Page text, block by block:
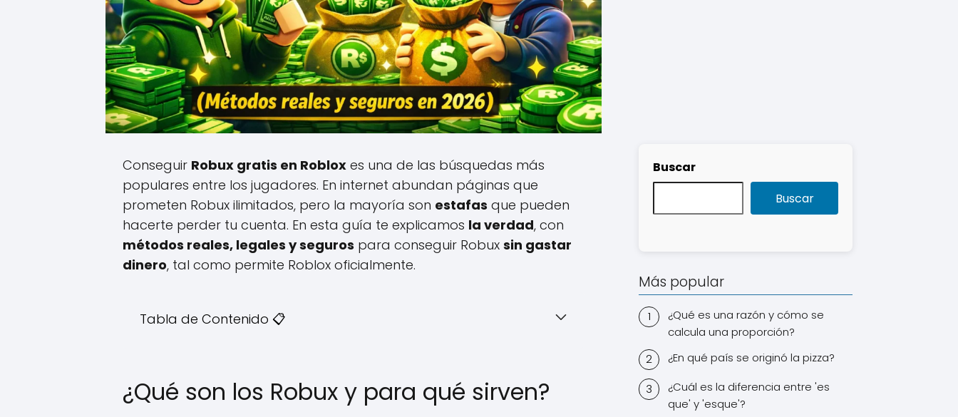
Conseguir Robux gratis en Roblox es una de las búsquedas más
populares entre los jugadores. En internet abundan páginas que
prometen Robux ilimitados, pero la mayoría son estafas que pueden
hacerte perder tu cuenta. En esta guía te explicamos la verdad, con
métodos reales, legales y seguros para conseguir Robux sin gastar
dinero, tal como permite Roblox oficialmente.
Tabla de Contenido 📋
¿Qué son los Robux y para qué sirven?
Buscar
Buscar
Más popular
¿Qué es una razón y cómo se
calcula una proporción?
¿En qué país se originó la pizza?
¿Cuál es la diferencia entre 'es
que' y 'esque'?